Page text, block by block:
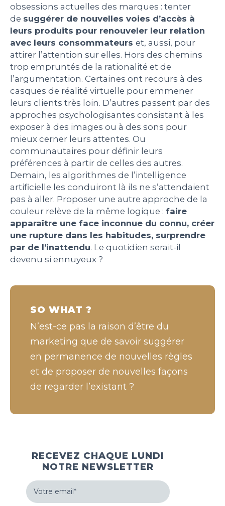
RECEVEZ CHAQUE LUNDI
NOTRE NEWSLETTER
Votre
email
(Nécessaire)
obsessions actuelles des marques : tenter
de suggérer de nouvelles voies d’accès à
leurs produits pour renouveler leur relation
avec leurs consommateurs et, aussi, pour
attirer l’attention sur elles. Hors des chemins
trop empruntés de la rationalité et de
l’argumentation. Certaines ont recours à des
casques de réalité virtuelle pour emmener
leurs clients très loin. D’autres passent par des
approches psychologisantes consistant à les
exposer à des images ou à des sons pour
mieux cerner leurs attentes. Ou
communautaires pour définir leurs
préférences à partir de celles des autres.
Demain, les algorithmes de l’intelligence
artificielle les conduiront là ils ne s’attendaient
pas à aller. Proposer une autre approche de la
couleur relève de la même logique : faire
apparaître une face inconnue du connu, créer
une rupture dans les habitudes, surprendre
par de l’inattendu. Le quotidien serait-il
devenu si ennuyeux ?
SO WHAT ?
N’est-ce pas la raison d’être du
marketing que de savoir suggérer
en permanence de nouvelles règles
et de proposer de nouvelles façons
de regarder l’existant ?